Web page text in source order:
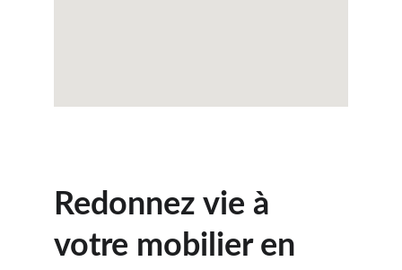
Redonnez vie à
votre mobilier en